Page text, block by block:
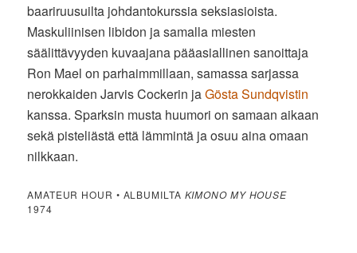
baariruusuilta johdantokurssia seksiasioista.
Maskuliinisen libidon ja samalla miesten
säälittävyyden kuvaajana pääasiallinen sanoittaja
Ron Mael on parhaimmillaan, samassa sarjassa
nerokkaiden Jarvis Cockerin jaGösta Sundqvistin
kanssa. Sparksin musta huumori on samaan aikaan
sekä pisteliästä että lämmintä ja osuu aina omaan
nilkkaan.
AMATEUR HOUR • ALBUMILTA KIMONO MY HOUSE
1974